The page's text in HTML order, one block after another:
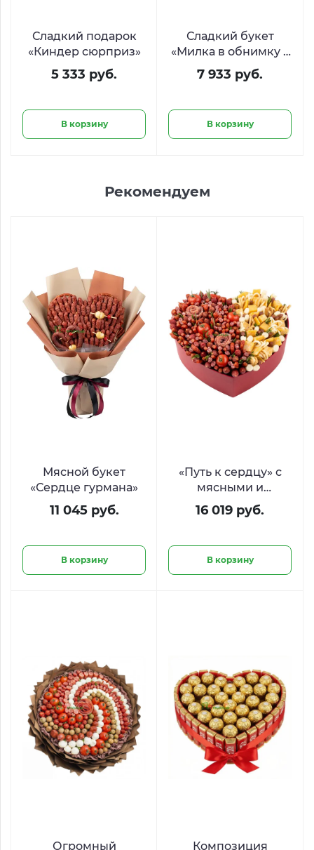
Сладкий подарок
«Киндер сюрприз»
5 333 руб.
В корзину
Сладкий букет
«Милка в обнимку с
Киндером»
7 933 руб.
В корзину
Рекомендуем
Мясной букет
«Сердце гурмана»
11 045 руб.
В корзину
«Путь к сердцу» с
мясными и
сырными
деликатесами
16 019 руб.
В корзину
Огромный Композиция